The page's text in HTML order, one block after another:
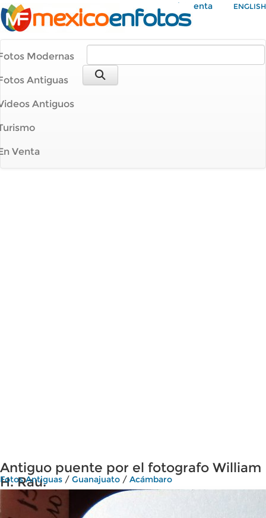
Mi Cuenta ENGLISH
Modernas
Antiguas
Antiguos
Venta
Antiguo puente por el fotografo William
H. Rau.
Fotos Antiguas / Guanajuato / Acámbaro